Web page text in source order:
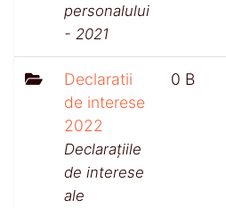
personalului
- 2021
Declaratii
de interese
2022
Declarațiile
de interese
ale
0 B